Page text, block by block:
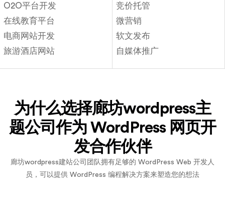
O2O平台开发
在线教育平台
电商网站开发
旅游酒店网站
竞价托管
微营销
软文发布
自媒体推广
为什么选择廊坊wordpress主
题公司作为 WordPress 网页开
发合作伙伴
廊坊wordpress建站公司团队拥有足够的 WordPress Web 开发人
员，可以提供 WordPress 编程解决方案来塑造您的想法